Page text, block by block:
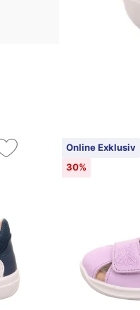
Online Exklusiv
30%